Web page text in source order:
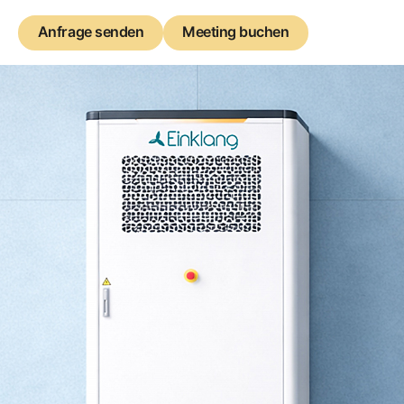
Anfrage senden
Anfrage senden Meeting buchen
Meeting buchen